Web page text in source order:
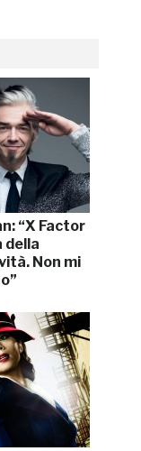
“X Factor
della
Non mi